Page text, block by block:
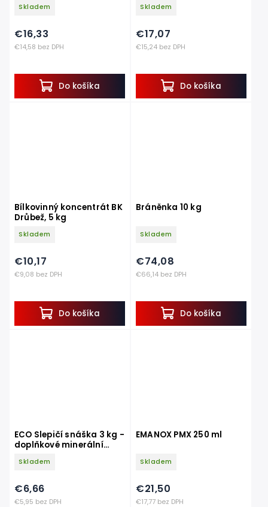
Skladem
€14,58 bez DPH
€16,33
Do košíka
Skladem
€15,24 bez DPH
€17,07
Do košíka
Bílkovinný koncentrát BK
Drůbež, 5 kg
Skladem
€9,08 bez DPH
€10,17
Do košíka
Bráněnka 10 kg
Skladem
€66,14 bez DPH
€74,08
Do košíka
ECO Slepičí snáška 3 kg -
doplňkové minerální
Skladem
€5,95 bez DPH
€6,66
EMANOX PMX 250 ml
Skladem
€17,77 bez DPH
€21,50